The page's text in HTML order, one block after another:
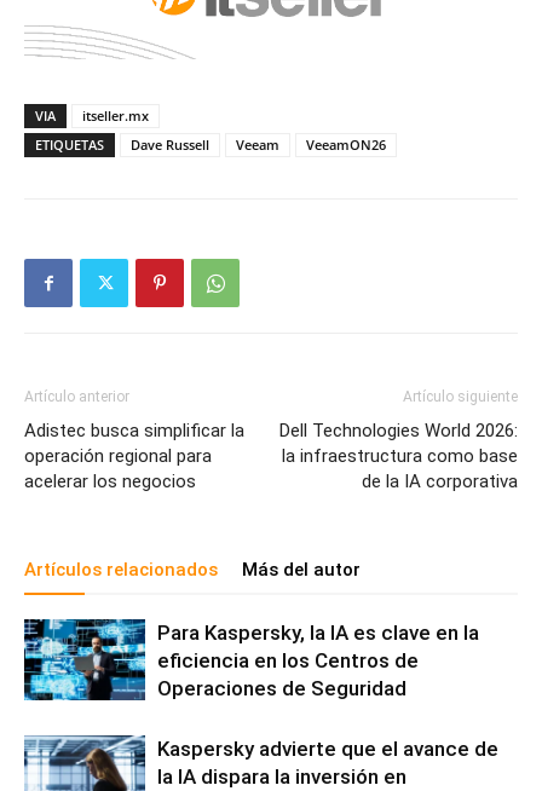
VIA
itseller.mx
ETIQUETAS
Dave Russell Veeam VeeamON26
Artículo anterior
Adistec busca simplificar la
operación regional para
acelerar los negocios
Artículo siguiente
Dell Technologies World 2026:
la infraestructura como base
de la IA corporativa
Artículos relacionados Más del autor
Para Kaspersky, la IA es clave en la
eficiencia en los Centros de
Operaciones de Seguridad
Kaspersky advierte que el avance de
la IA dispara la inversión en